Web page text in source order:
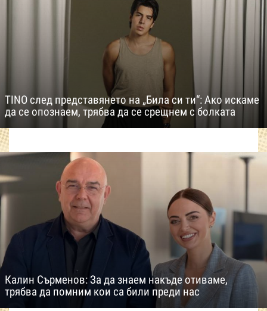
TINO след представянето на „Била си ти“: Ако искаме
да се опознаем, трябва да се срещнем с болката
Калин Сърменов: За да знаем накъде отиваме,
трябва да помним кои са били преди нас